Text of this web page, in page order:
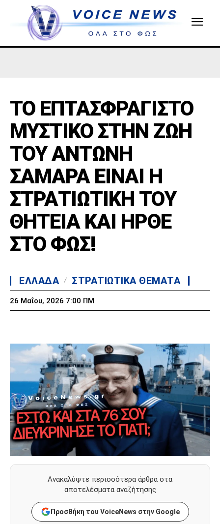
ΤΟ ΕΠΤΑΣΦΡΑΓΙΣΤΟ
ΜΥΣΤΙΚΟ ΣΤΗΝ ΖΩΗ
ΤΟΥ ΑΝΤΩΝΗ
ΣΑΜΑΡΑ ΕΙΝΑΙ Η
ΣΤΡΑΤΙΩΤΙΚΗ ΤΟΥ
ΘΗΤΕΙΑ ΚΑΙ ΗΡΘΕ
ΣΤΟ ΦΩΣ!
ΕΛΛΑΔΑ ΣΤΡΑΤΙΩΤΙΚΑ ΘΕΜΑΤΑ
26 Μαΐου, 2026 7:00 ΠΜ
Ανακαλύψτε περισσότερα άρθρα στα
αποτελέσματα αναζήτησης
Προσθήκη του VoiceNews στην Google